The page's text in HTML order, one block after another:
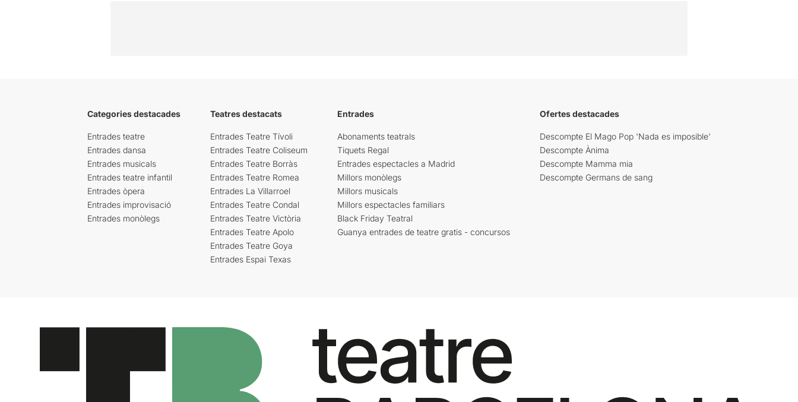
Categories destacades
Entrades teatre
Entrades dansa
Entrades musicals
Entrades teatre infantil
Entrades òpera
Entrades improvisació
Entrades monòlegs
Teatres destacats
Entrades Teatre Tívoli
Entrades Teatre Coliseum
Entrades Teatre Borràs
Entrades Teatre Romea
Entrades La Villarroel
Entrades Teatre Condal
Entrades Teatre Victòria
Entrades Teatre Apolo
Entrades Teatre Goya
Entrades Espai Texas
Entrades
Abonaments teatrals
Tiquets Regal
Entrades espectacles a Madrid
Millors monòlegs
Millors musicals
Millors espectacles familiars
Black Friday Teatral
Guanya entrades de teatre gratis - concursos
Ofertes destacades
Descompte El Mago Pop 'Nada es imposible'
Descompte Ànima
Descompte Mamma mia
Descompte Germans de sang